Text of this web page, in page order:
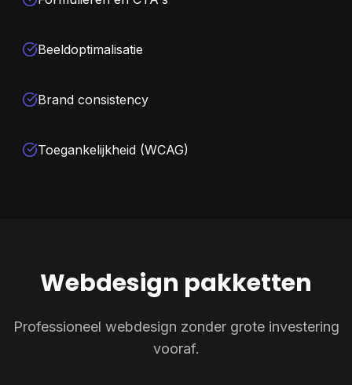
Beeldoptimalisatie
Brand consistency
Toegankelijkheid (WCAG)
Webdesign pakketten
Professioneel webdesign zonder grote investering
vooraf.